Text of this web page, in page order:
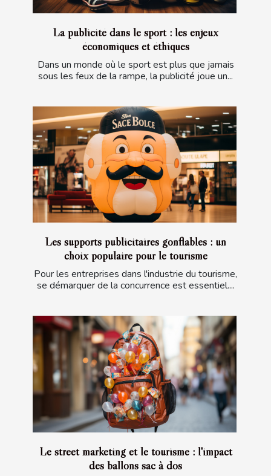
La publicité dans le sport : les enjeux
économiques et éthiques
Dans un monde où le sport est plus que jamais
sous les feux de la rampe, la publicité joue un...
Les supports publicitaires gonflables : un
choix populaire pour le tourisme
Pour les entreprises dans l'industrie du tourisme,
se démarquer de la concurrence est essentiel....
Le street marketing et le tourisme : l'impact
des ballons sac à dos